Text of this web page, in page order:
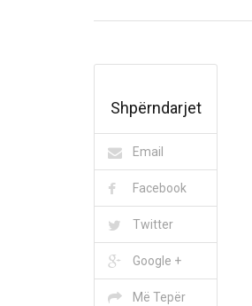
Shpërndarjet
Email
Facebook
Twitter
Google +
Më Tepër